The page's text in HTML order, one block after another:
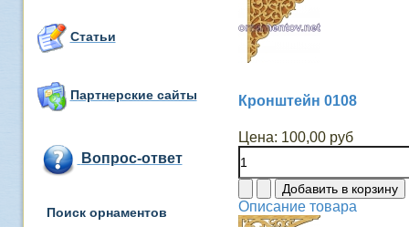
Статьи
Партнерские сайты
Вопрос-ответ
Поиск орнаментов
Кронштейн 0108
Цена: 100,00 руб
Описание товара